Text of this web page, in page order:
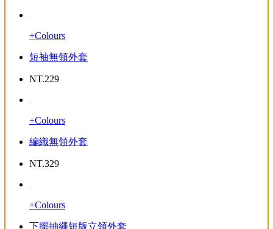
+Colours
短袖無領外套
NT.229
+Colours
編織無領外套
NT.329
+Colours
下擺抽繩短版立領外套